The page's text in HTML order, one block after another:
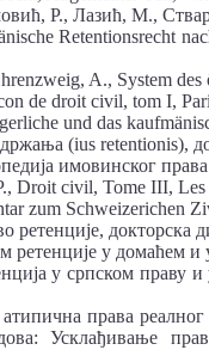
Р., Лазић, М.,
Retentionsrecht
A., System des
de droit civil, tom I,
und das
(ius retentionis),
имовинског
Droit civil, Tome III, Les
zum Schweizerichen
докторска
ретенције у домаћем
у српском праву
права
Усклађивање